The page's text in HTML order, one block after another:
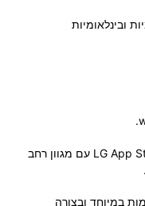
ובינלאומיות
חנות אפליקציות משודרגת וגדולה יותר LG App Store עם מגוון רחב
במיוחד ובצורה